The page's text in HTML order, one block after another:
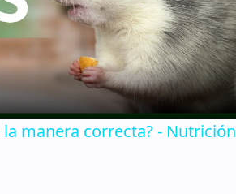
la manera correcta? - Nutrición